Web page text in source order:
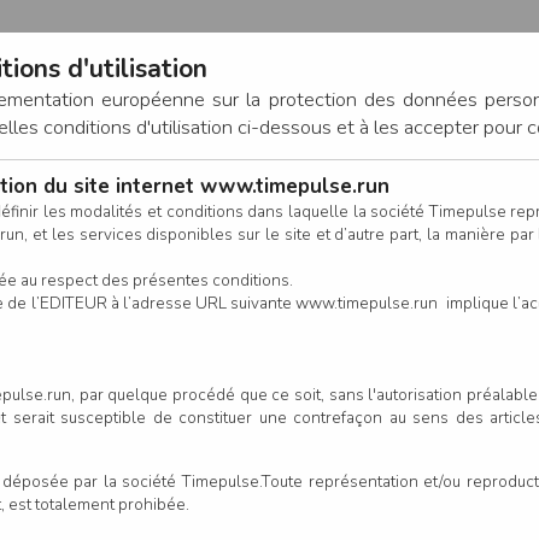
CONNEXION
CALENDRIER RÉSULTATS
d'utilisation
européenne sur la protection des données
conditions d'utilisation ci-dessous et à les accepter pour
du site internet www.timepulse.run
les modalités et conditions dans laquelle la société Timepulse
et les services disponibles sur le site et d’autre part, la manière
au respect des présentes conditions.
de l’EDITEUR à l’adresse URL suivante www.timepulse.run implique
par quelque procédé que ce soit, sans l'autorisation
serait susceptible de constituer une contrefaçon au sens des
par la société Timepulse.Toute représentation et/ou
est totalement prohibée.